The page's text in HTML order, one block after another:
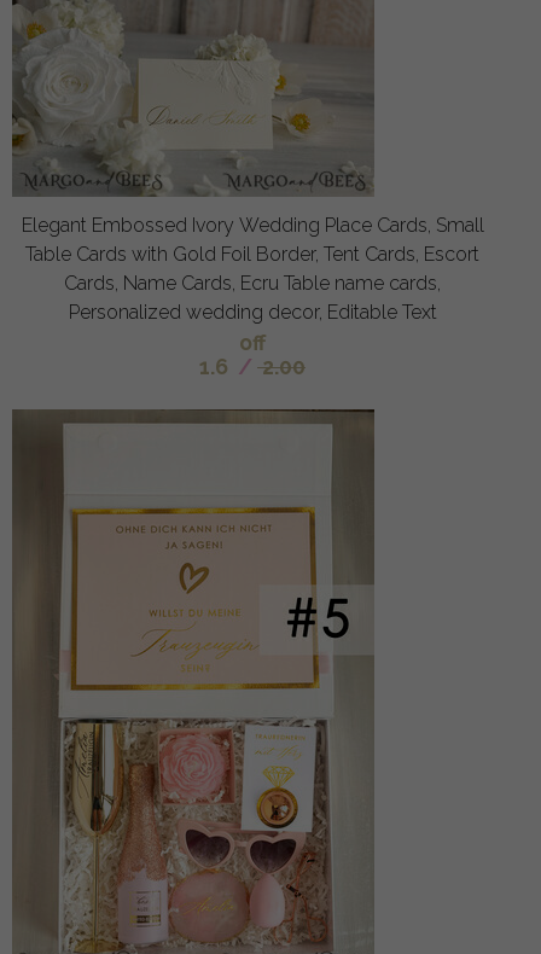
Elegant Embossed Ivory Wedding Place Cards, Small
Table Cards with Gold Foil Border, Tent Cards, Escort
Cards, Name Cards, Ecru Table name cards,
Personalized wedding decor, Editable Text
off
1.6 / 2.00